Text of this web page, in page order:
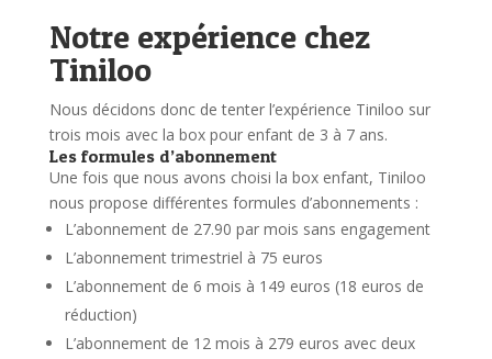
Notre expérience chez
Tiniloo
Nous décidons donc de tenter l’expérience Tiniloo sur
trois mois avec la box pour enfant de 3 à 7 ans.
Les formules d’abonnement
Une fois que nous avons choisi la box enfant, Tiniloo
nous propose différentes formules d’abonnements :
L’abonnement de 27.90 par mois sans engagement
L’abonnement trimestriel à 75 euros
L’abonnement de 6 mois à 149 euros (18 euros de
réduction)
L’abonnement de 12 mois à 279 euros avec deux